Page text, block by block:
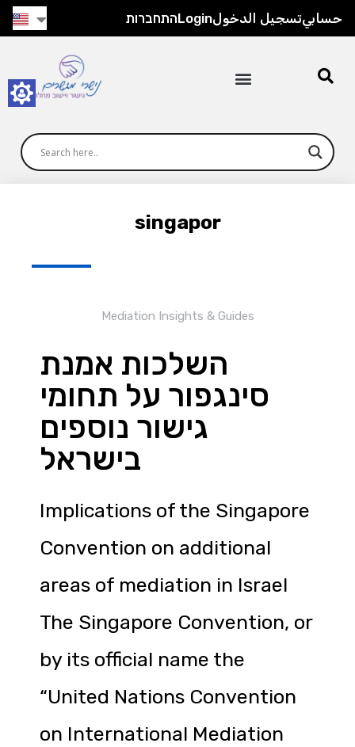
התחברותLoginتسجيل الدخولحسابي
singapor
Mediation Insights & Guides
השלכות אמנת
סינגפור על תחומי
גישור נוספים
בישראל
Implications of the Singapore
Convention on additional
areas of mediation in Israel
The Singapore Convention, or
by its official name the
“United Nations Convention
on International Mediation